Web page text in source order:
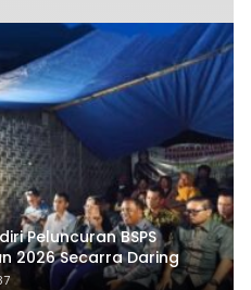
Peluncuran BSPS
2026 Secarra Daring